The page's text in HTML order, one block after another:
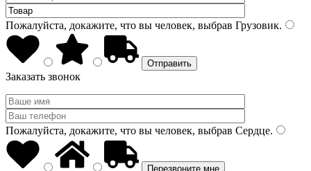
Пожалуйста, докажите, что вы человек, выбрав Грузовик.
Заказать звонок
Пожалуйста, докажите, что вы человек, выбрав Сердце.